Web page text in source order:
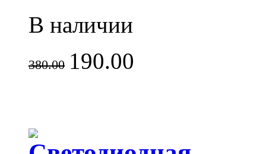
В наличии
380.00 190.00